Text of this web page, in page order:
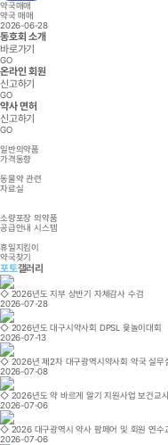
약국매매
약국 매매
2026-06-28
동호회 소개
바로가기
GO
온라인 회원
신고하기
GO
약사 면허
신고하기
GO
일반의약품
가격동향
동물약 관련
자료실
소량포장 의약품
공급안내 시스템
휴일지킴이
약국찾기
포토갤러리
◇ 2026년도 지부 상반기 자체감사 수검
2026-07-28
◇ 2026년도 대구시약사회 DPSL 윷놀이대회
2026-07-13
◇ 2026년 제2차 대구광역시약사회 약국 실무
2026-07-08
◇ 2026년도 약 바르게 알기 지원사업 보건교
2026-07-06
◇ 2026 대구광역시 약사 팜페어 및 회원 연수
2026-07-06